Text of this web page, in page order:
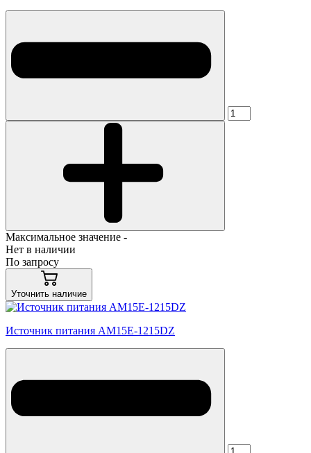
Максимальное значение -
Нет в наличии
По запросу
Уточнить наличие
Источник питания AM15E-1215DZ